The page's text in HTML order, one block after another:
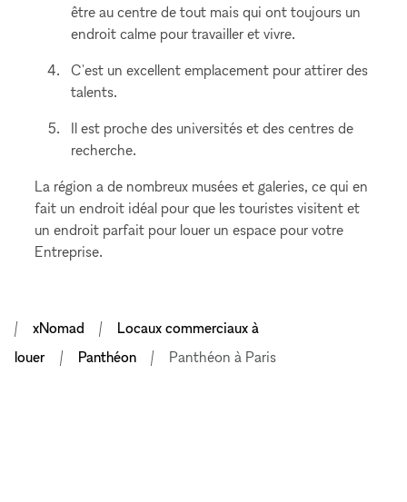
être au centre de tout mais qui ont toujours un
endroit calme pour travailler et vivre.
C'est un excellent emplacement pour attirer des
talents.
Il est proche des universités et des centres de
recherche.
La région a de nombreux musées et galeries, ce qui en
fait un endroit idéal pour que les touristes visitent et
un endroit parfait pour louer un espace pour votre
Entreprise.
xNomad
Locaux commerciaux à
louer
Panthéon Panthéon à Paris